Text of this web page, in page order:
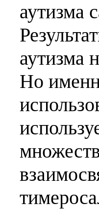
аутизма
аутизма
Но